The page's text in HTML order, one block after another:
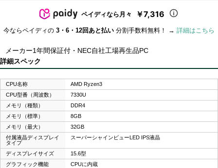
ペイディなら月々 ￥7,316
今ならペイディの 3・6・12回あと払い 分割手数料無料！ → 詳細はこちら
メーカー1年間保証付・NEC自社工場再生品PC
詳細スペック
CPU名称
AMD Ryzen3
CPU型番（周波数）
7330U
メモリ（種類）
DDR4
メモリ（標準）
8GB
メモリ（最大）
32GB
付属液晶ディスプレイ
タイプ
スーパーシャインビューLED IPS液晶
ディスプレイサイズ
15.6型
グラフィック機能
CPUに内蔵